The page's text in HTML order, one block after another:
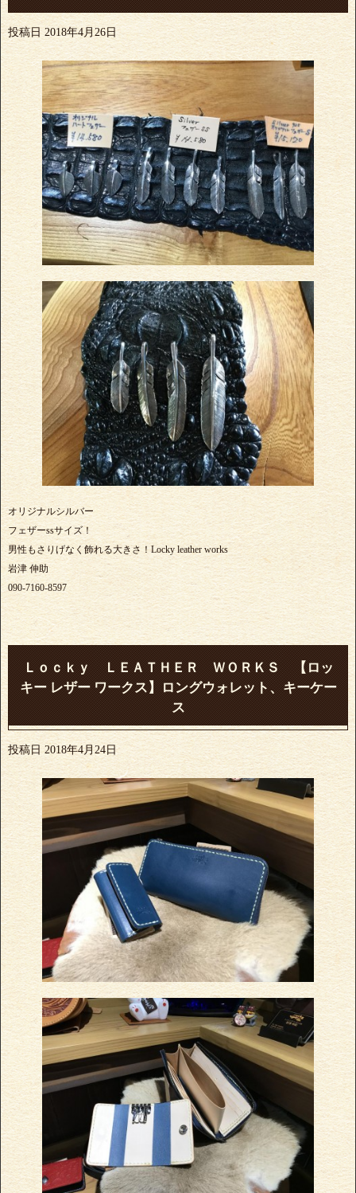
投稿日 2018年4月26日
オリジナルシルバー
フェザーssサイズ！
男性もさりげなく飾れる大きさ！Locky leather works
岩津 伸助
090-7160-8597
Ｌｏｃｋｙ ＬＥＡＴＨＥＲ ＷＯＲＫＳ 【ロッ
キー レザー ワークス】ロングウォレット、キーケー
ス
投稿日 2018年4月24日